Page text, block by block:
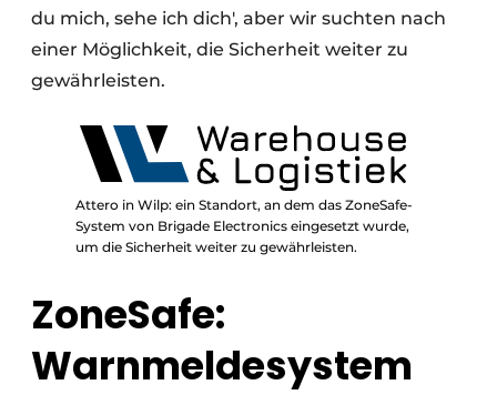
du mich, sehe ich dich', aber wir suchten nach
einer Möglichkeit, die Sicherheit weiter zu
gewährleisten.
Attero in Wilp: ein Standort, an dem das ZoneSafe-
System von Brigade Electronics eingesetzt wurde,
um die Sicherheit weiter zu gewährleisten.
ZoneSafe:
Warnmeldesystem